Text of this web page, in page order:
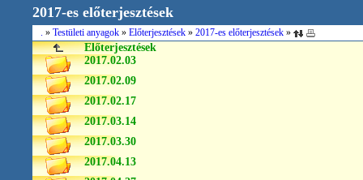
2017-es előterjesztések
. » Testületi anyagok » Előterjesztések » 2017-es előterjesztések »
Előterjesztések
2017.02.03
2017.02.09
2017.02.17
2017.03.14
2017.03.30
2017.04.13